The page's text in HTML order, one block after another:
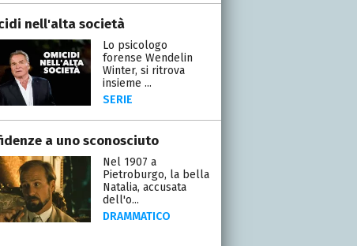
nell'alta società
Lo psicologo
forense Wendelin
Winter, si ritrova
insieme ...
SERIE
a uno sconosciuto
Nel 1907 a
Pietroburgo, la bella
Natalia, accusata
dell'o...
DRAMMATICO